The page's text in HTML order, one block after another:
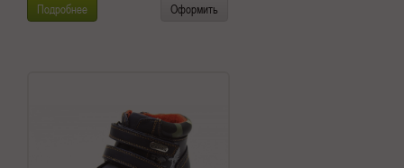
Подробнее Оформить